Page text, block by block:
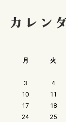
月
火
3
4
10
11
17
18
24
25